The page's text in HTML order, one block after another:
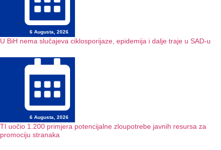
6 Augusta, 2026
U BiH nema slučajeva ciklosporijaze, epidemija i dalje traje u SAD-u
6 Augusta, 2026
TI uočio 1.200 primjera potencijalne zloupotrebe javnih resursa za
promociju stranaka